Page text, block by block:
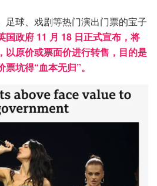
足球、戏剧等热门演出门票的宝子
国政府 11 月 18 日正式宣布，将
以原价或票面价进行转售，目的是
坑得“血本无归”。